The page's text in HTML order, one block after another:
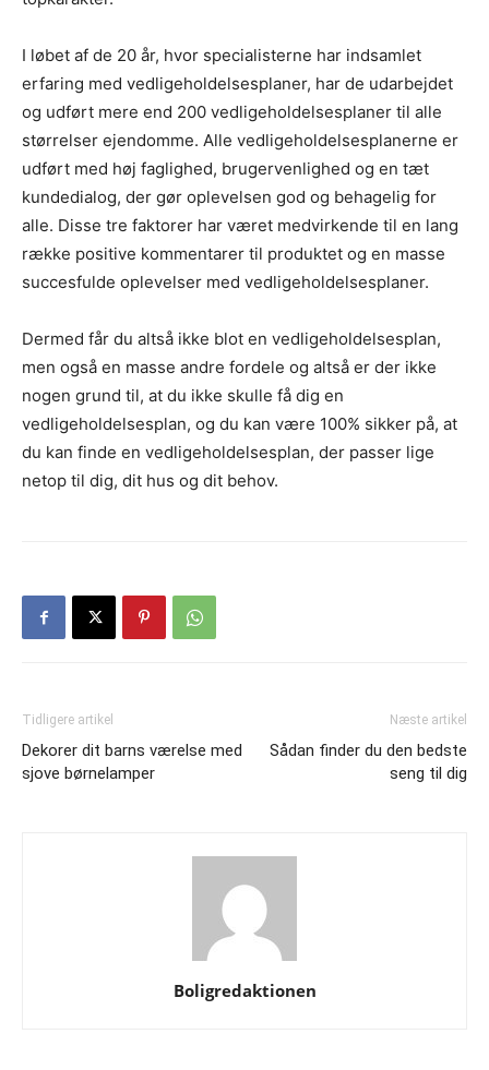
I løbet af de 20 år, hvor specialisterne har indsamlet
erfaring med vedligeholdelsesplaner, har de udarbejdet
og udført mere end 200 vedligeholdelsesplaner til alle
størrelser ejendomme. Alle vedligeholdelsesplanerne er
udført med høj faglighed, brugervenlighed og en tæt
kundedialog, der gør oplevelsen god og behagelig for
alle. Disse tre faktorer har været medvirkende til en lang
række positive kommentarer til produktet og en masse
succesfulde oplevelser med vedligeholdelsesplaner.
Dermed får du altså ikke blot en vedligeholdelsesplan,
men også en masse andre fordele og altså er der ikke
nogen grund til, at du ikke skulle få dig en
vedligeholdelsesplan, og du kan være 100% sikker på, at
du kan finde en vedligeholdelsesplan, der passer lige
netop til dig, dit hus og dit behov.
Tidligere artikel
Dekorer dit barns værelse med
sjove børnelamper
Næste artikel
Sådan finder du den bedste
seng til dig
Boligredaktionen